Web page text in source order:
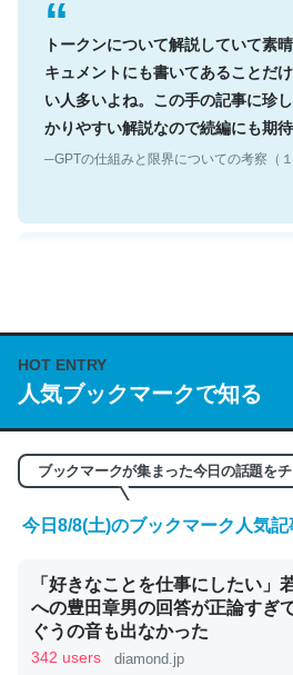
トークンについて解説していて素
キュメントにも書いてあることだ
い人多いよね。この手の記事に珍
かりやすい解説なので続編にも期待
https://
/064121
─GPTの仕組みと限界についての考察（
くらい。小説でいう「ずっと前の
ど、短期記憶というには多い分量
かりやすく強くなりそう
─GPTの仕組みと限界についての考察（
HOT ENTRY
人気ブックマークで知る
ブックマークが集まった今日の話題をチ
今日8/8(土)のブックマーク人気記
「好きなことを仕事にしたい」
への豊田章男の回答が正論すぎて
ぐうの音も出なかった
342 users diamond.jp